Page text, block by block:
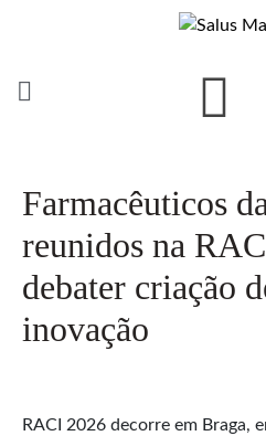
Farmacêuticos
reunidos na
debater criação
inovação
RACI 2026 decorre em Braga,